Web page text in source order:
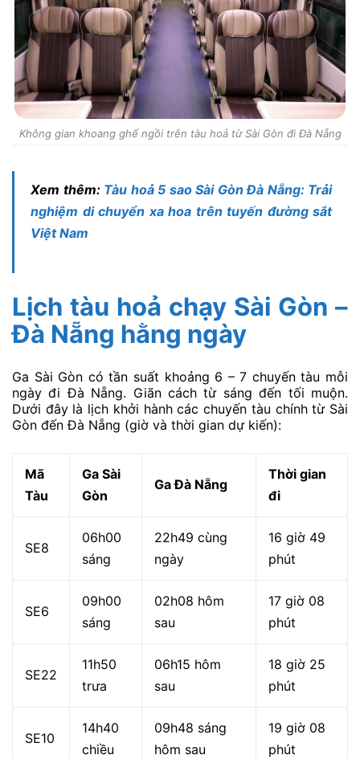
Không gian khoang ghế ngồi trên tàu hoả từ Sài Gòn đi Đà Nẵng
Xem thêm: Tàu hoả 5 sao Sài Gòn Đà Nẵng: Trải
nghiệm di chuyển xa hoa trên tuyến đường sắt
Việt Nam
Lịch tàu hoả chạy Sài Gòn –
Đà Nẵng hằng ngày
Ga Sài Gòn có tần suất khoảng 6 – 7 chuyến tàu mỗi
ngày đi Đà Nẵng. Giãn cách từ sáng đến tối muộn.
Dưới đây là lịch khởi hành các chuyến tàu chính từ Sài
Gòn đến Đà Nẵng (giờ và thời gian dự kiến):
Mã
Tàu
Ga Sài
Gòn
Ga Đà Nẵng
Thời gian
đi
SE8
06h00
sáng
22h49 cùng
ngày
16 giờ 49
phút
SE6
09h00
sáng
02h08 hôm
sau
17 giờ 08
phút
SE22
11h50
trưa
06h15 hôm
sau
18 giờ 25
phút
SE10
14h40
chiều
09h48 sáng
hôm sau
19 giờ 08
phút